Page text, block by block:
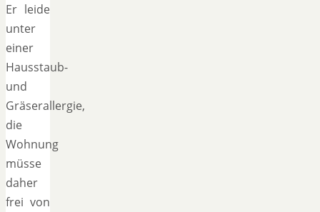
Er leide
unter
einer
Hausstaub-
und
Gräserallergie,
die
Wohnung
müsse
daher
frei von